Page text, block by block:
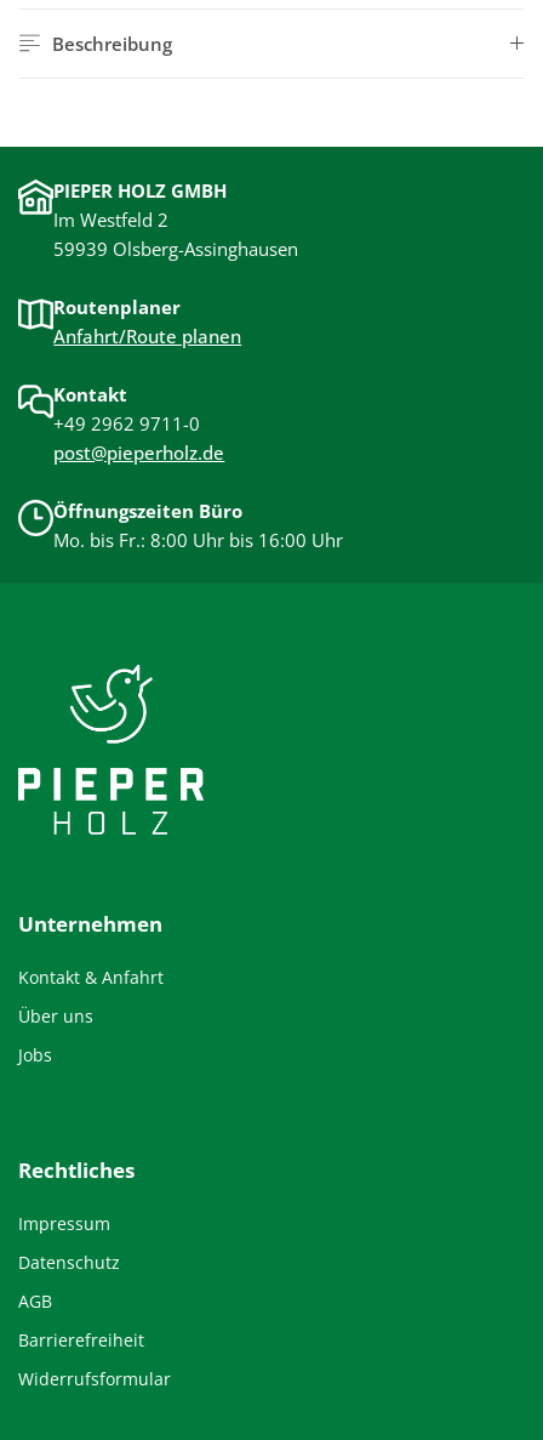
Beschreibung
PIEPER HOLZ GMBH
Im Westfeld 2
59939 Olsberg-Assinghausen
Routenplaner
Anfahrt/Route planen
Kontakt
+49 2962 9711-0
post@pieperholz.de
Öffnungszeiten Büro
Mo. bis Fr.: 8:00 Uhr bis 16:00 Uhr
Unternehmen
Kontakt & Anfahrt
Über uns
Jobs
Rechtliches
Impressum
Datenschutz
AGB
Barrierefreiheit
Widerrufsformular